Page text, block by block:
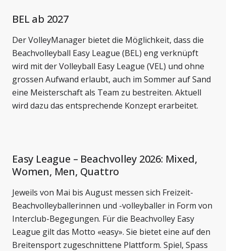
BEL ab 2027
Der VolleyManager bietet die Möglichkeit, dass die
Beachvolleyball Easy League (BEL) eng verknüpft
wird mit der Volleyball Easy League (VEL) und ohne
grossen Aufwand erlaubt, auch im Sommer auf Sand
eine Meisterschaft als Team zu bestreiten. Aktuell
wird dazu das entsprechende Konzept erarbeitet.
Easy League – Beachvolley 2026: Mixed,
Women, Men, Quattro
Jeweils von Mai bis August messen sich Freizeit-
Beachvolleyballerinnen und -volleyballer in Form von
Interclub-Begegungen. Für die Beachvolley Easy
League gilt das Motto «easy». Sie bietet eine auf den
Breitensport zugeschnittene Plattform. Spiel, Spass